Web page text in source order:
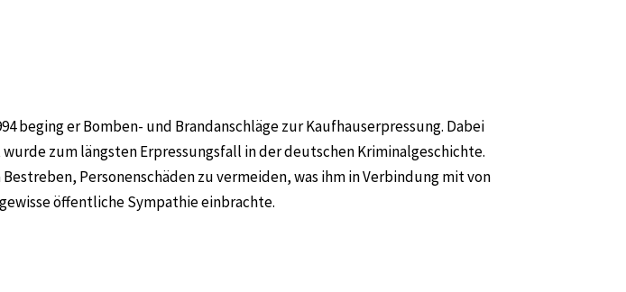
beging er Bomben- und Brandanschläge zur Kaufhauserpressung. Dabei
zum längsten Erpressungsfall in der deutschen Kriminalgeschichte.
Personenschäden zu vermeiden, was ihm in Verbindung mit von
öffentliche Sympathie einbrachte.